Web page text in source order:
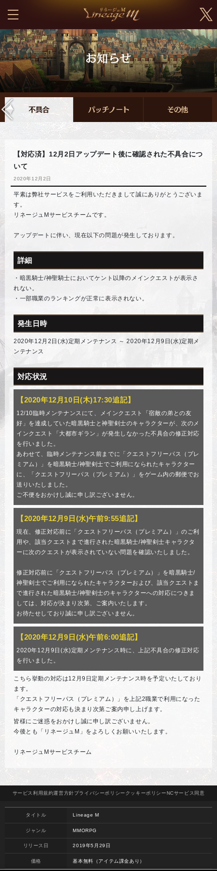
【対応済】12月2日アップデート後に確認された不具合につ
いて
2020年12月2日
平素は弊社サービスをご利用いただきまして誠にありがとうございま
す。
リネージュMサービスチームです。
アップデートに伴い、現在以下の問題が発生しております。
詳細
・暗黒騎士/神聖騎士においてケント以降のメインクエストが表示さ
れない。
・一部職業のランキングが正常に表示されない。
発生日時
2020年12月2日(水)定期メンテナンス ～ 2020年12月9日(水)定期メ
ンテナンス
対応状況
【2020年12月10日(木)17:30追記】
12/10臨時メンテナンスにて、メインクエスト「宿敵の弟との友
好」を達成していた暗黒騎士と神聖剣士のキャラクターが、次のメ
インクエスト「大都市ギラン」が発生しなかった不具合の修正対応
を行いました。
あわせて、臨時メンテナンス前までに「クエストフリーパス（プレ
ミアム）」を暗黒騎士/神聖剣士でご利用になられたキャラクター
に、「クエストフリーパス（プレミアム）」をゲーム内の郵便でお
送りいたしました。
ご不便をおかけし誠に申し訳ございません。
【2020年12月9日(水)午前9:55追記】
現在、修正対応前に「クエストフリーパス（プレミアム）」のご利
用や、該当クエストまで進行された暗黒騎士/神聖剣士キャラクタ
ーに次のクエストが表示されていない問題を確認いたしました。
修正対応前に「クエストフリーパス（プレミアム）」を暗黒騎士/
神聖剣士でご利用になられたキャラクターおよび、該当クエストま
で進行された暗黒騎士/神聖剣士のキャラクターへの対応につきま
しては、対応が決まり次第、ご案内いたします。
お待たせしており誠に申し訳ございません。
【2020年12月9日(水)午前6:00追記】
2020年12月9日(水)定期メンテナンス時に、上記不具合の修正対応
を行いました。
こちら挙動の対応は12月9日定期メンテナンス時を予定いたしており
ます。
「クエストフリーパス（プレミアム）」を上記2職業で利用になった
キャラクターの対応も決まり次第ご案内申し上げます。
皆様にご迷惑をおかけし誠に申し訳ございません。
今後とも「リネージュM」をよろしくお願いいたします。
リネージュMサービスチーム
サービス 利用規約運営方針プライバシーポリシー クッキーポリシーNCサービス 同意
タイトル Lineage M
ジャンル MMORPG
リリース日 2019年5月29日
価格 基本無料（アイテム課金あり）